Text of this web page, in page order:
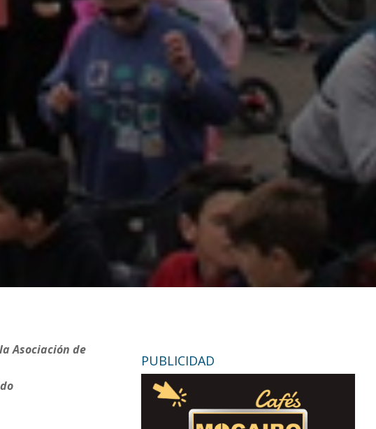
Asociación de
PUBLICIDAD